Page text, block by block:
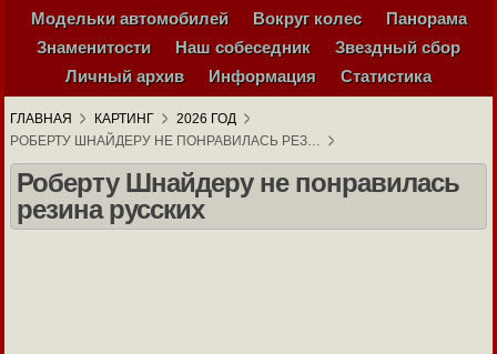
Модельки автомобилей
Вокруг колес
Панорама
Знаменитости
Наш собеседник
Звездный сбор
Личный архив
Информация Статистика
ГЛАВНАЯ КАРТИНГ
2026 ГОД
РОБЕРТУ ШНАЙДЕРУ НЕ ПОНРАВИЛАСЬ РЕЗ…
Роберту Шнайдеру не понравилась
резина русских